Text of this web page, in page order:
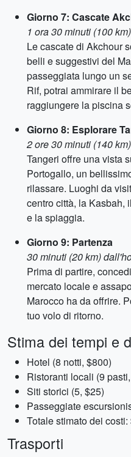
Giorno 7: Cascate
1 ora 30 minuti (100
Le cascate di Akchour
belli e suggestivi del
passeggiata lungo un
Rif, potrai ammirare il
raggiungere la piscina
Giorno 8: Esplorare
2 ore 30 minuti (140
Tangeri offre una vista
Portogallo, un
rilassare. Luoghi da
centro città, la Kasbah,
e la spiaggia.
Giorno 9: Partenza
30 minuti (20 km)
Prima di partire,
mercato locale e
Marocco ha da offrire.
tuo volo di ritorno.
Stima dei tempi e
Hotel (8 notti, $800)
Ristoranti locali (9
Siti storici (5, $25)
Passeggiate
Totale stimato dei costi:
Trasporti